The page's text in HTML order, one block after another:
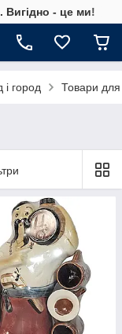
Вигiдно - це ми!
і город Товари